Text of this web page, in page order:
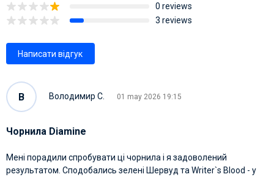
0 reviews
3 reviews
Написати відгук
В Володимир С. 01 may 2026 19:15
Чорнила Diamine
Мені порадили спробувати ці чорнила і я задоволений
результатом. Сподобались зелені Шервуд та Writer`s Blood - у